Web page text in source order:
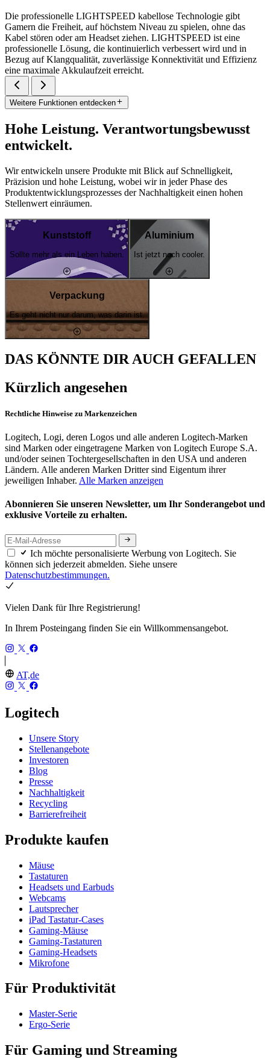
Die professionelle LIGHTSPEED kabellose Technologie gibt
Gamern die Freiheit, auf höchstem Niveau zu spielen, ohne das
Kabel stören oder am Headset ziehen. LIGHTSPEED ist eine
professionelle Lösung, die kontinuierlich verbessert wird und in
Bezug auf Klangqualität, zuverlässige Konnektivität und Effizienz
eine maximale Akkulaufzeit erreicht.
Weitere Funktionen entdecken
Hohe Leistung. Verantwortungsbewusst
entwickelt.
Wir entwickeln unsere Produkte mit Blick auf Schnelligkeit,
Präzision und hohe Leistung, wobei wir in jeder Phase des
Produktentwicklungsprozesses der Nachhaltigkeit einen hohen
Stellenwert einräumen.
Kunststoff
Sollte mehr als ein Leben haben.
Aluminium
Ist jetzt noch cooler.
Verpackung
Es geht nicht nur darum, was darin ist.
DAS KÖNNTE DIR AUCH GEFALLEN
Kürzlich angesehen
Rechtliche Hinweise zu Markenzeichen
Logitech, Logi, deren Logos und alle anderen Logitech-Marken
sind Marken oder eingetragene Marken von Logitech Europe S.A.
und/oder seinen Tochtergesellschaften in den USA und anderen
Ländern. Alle anderen Marken Dritter sind Eigentum ihrer
jeweiligen Inhaber. Alle Marken anzeigen
Abonnieren Sie unseren Newsletter, um Ihr Sonderangebot und
exklusive Vorteile zu erhalten.
Ich möchte personalisierte Werbung von Logitech. Sie
können sich jederzeit abmelden. Siehe unsere
Datenschutzbestimmungen.
Vielen Dank für Ihre Registrierung!
In Ihrem Posteingang finden Sie ein Willkommensangebot.
AT,de
Logitech
Unsere Story
Stellenangebote
Investoren
Blog
Presse
Nachhaltigkeit
Recycling
Barrierefreiheit
Produkte kaufen
Mäuse
Tastaturen
Headsets und Earbuds
Webcams
Lautsprecher
iPad Tastatur-Cases
Gaming-Mäuse
Gaming-Tastaturen
Gaming-Headsets
Mikrofone
Für Produktivität
Master-Serie
Ergo-Serie
Für Gaming und Streaming